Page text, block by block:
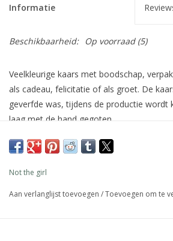
Informatie
Beschikbaarheid: Op voorraad(5)
Veelkleurige kaars met boodschap,
als cadeau, felicitatie of als groet. De
geverfde was, tijdens de productie wordt
laag met de hand gegoten.
Afmeting: 23 cm x Ø 2,2 cm
kleurstoffen
Details: 8-9 uur brandtijd, niet druipend,
Not the girl
Aan verlanglijst toevoegen /Toevoegen om te